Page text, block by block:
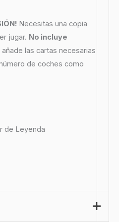
Necesitas una copia
jugar. No incluye
las cartas necesarias
de coches como
de Leyenda